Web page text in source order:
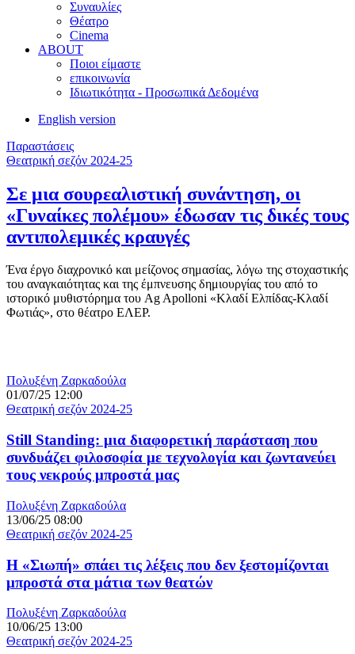
Συναυλίες
Θέατρο
Cinema
ABOUT
Ποιοι είμαστε
επικοινωνία
Ιδιωτικότητα - Προσωπικά Δεδομένα
English version
Παραστάσεις
Θεατρική σεζόν 2024-25
Σε μια σουρεαλιστική συνάντηση, οι
«Γυναίκες πολέμου» έδωσαν τις δικές τους
αντιπολεμικές κραυγές
Ένα έργο διαχρονικό και μείζονος σημασίας, λόγω της στοχαστικής
του αναγκαιότητας και της έμπνευσης δημιουργίας του από το
ιστορικό μυθιστόρημα του Ag Apolloni «Κλαδί Ελπίδας-Κλαδί
Φωτιάς», στο θέατρο ΕΛΕΡ.
Πολυξένη Ζαρκαδούλα
01/07/25 12:00
Θεατρική σεζόν 2024-25
Still Standing: μια διαφορετική παράσταση που
συνδυάζει φιλοσοφία με τεχνολογία και ζωντανεύει
τους νεκρούς μπροστά μας
Πολυξένη Ζαρκαδούλα
13/06/25 08:00
Θεατρική σεζόν 2024-25
Η «Σιωπή» σπάει τις λέξεις που δεν ξεστομίζονται
μπροστά στα μάτια των θεατών
Πολυξένη Ζαρκαδούλα
10/06/25 13:00
Θεατρική σεζόν 2024-25